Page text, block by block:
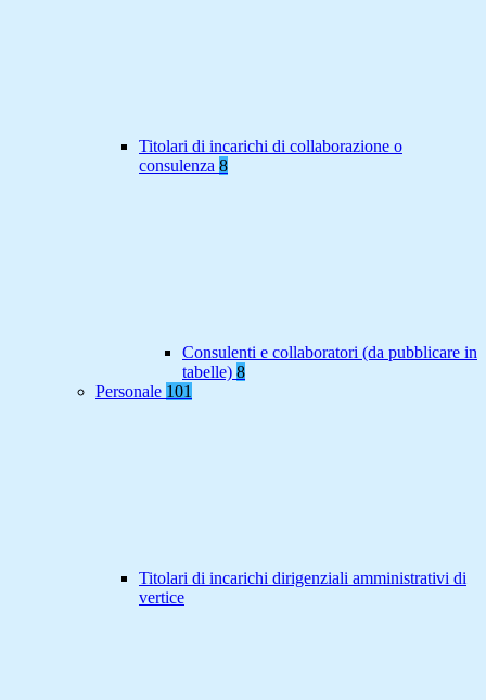
Titolari di incarichi di collaborazione o
consulenza 8
Consulenti e collaboratori (da pubblicare in
tabelle) 8
Personale 101
Titolari di incarichi dirigenziali amministrativi di
vertice